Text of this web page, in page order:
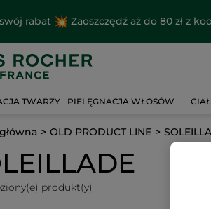
rabat Zaoszczędź aż do 80 zł z
TWARZY PIELĘGNACJA WŁOSÓW
OLD PRODUCT LINE
produkt(y)